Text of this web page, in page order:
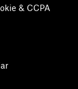
& CCPA